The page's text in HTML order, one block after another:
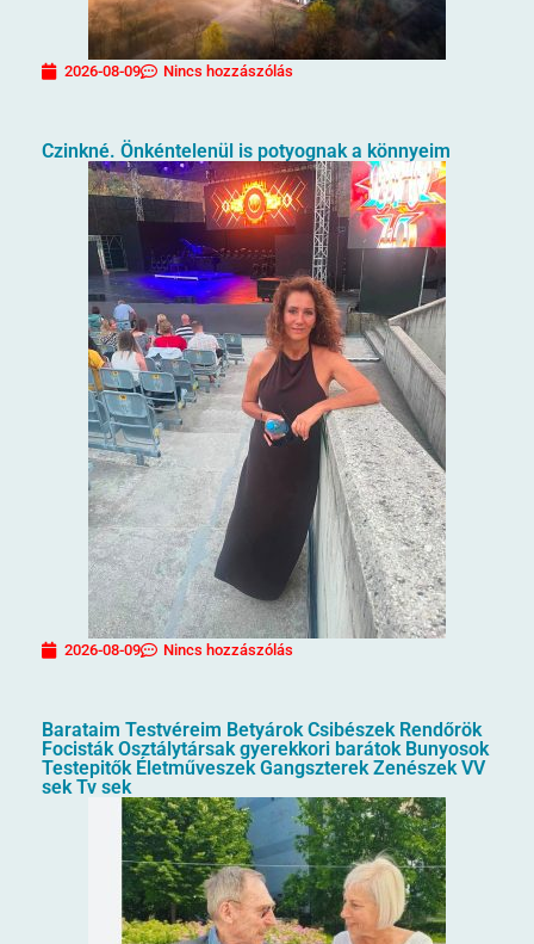
2026-08-09 Nincs hozzászólás
Czinkné. Önkéntelenül is potyognak a könnyeim
2026-08-09 Nincs hozzászólás
Barataim Testvéreim Betyárok Csibészek Rendőrök
Focisták Osztálytársak gyerekkori barátok Bunyosok
Testepitők Életműveszek Gangszterek Zenészek VV
sek Tv sek